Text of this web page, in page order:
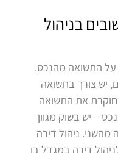
בניהול
על התשואה מהנכס.
יש צורך בתשואה
את התשואה
– יש בשוק מגוון
ניהול דירה
דירה במגדל בן